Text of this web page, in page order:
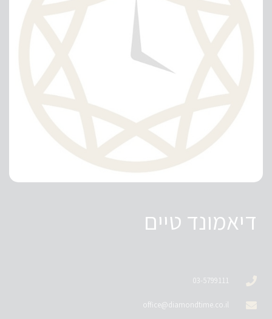
דיאמונד טיים
03-5799111
office@diamondtime.co.il